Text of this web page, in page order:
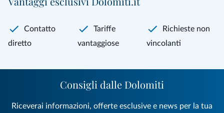
Contatto
diretto
Tariffe
vantaggiose
Richieste non
vincolanti
Consigli dalle Dolomiti
Riceverai informazioni, offerte esclusive e news per la tua